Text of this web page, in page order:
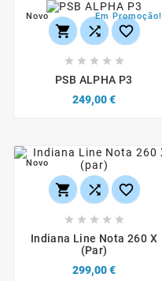
Novo Em Promoção!
  
    
PSB ALPHA P3
249,00 €
Novo
  
    
Indiana Line Nota 260 X
(par)
299,00 €